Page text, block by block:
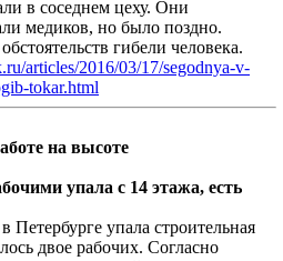
в соседнем цеху. Они
медиков, но было поздно.
гибели человека.
articles/2016/03/17/segodnya-v-
tokar.html
на высоте
упала с 14 этажа, есть
Петербурге упала строительная
двое рабочих. Согласно